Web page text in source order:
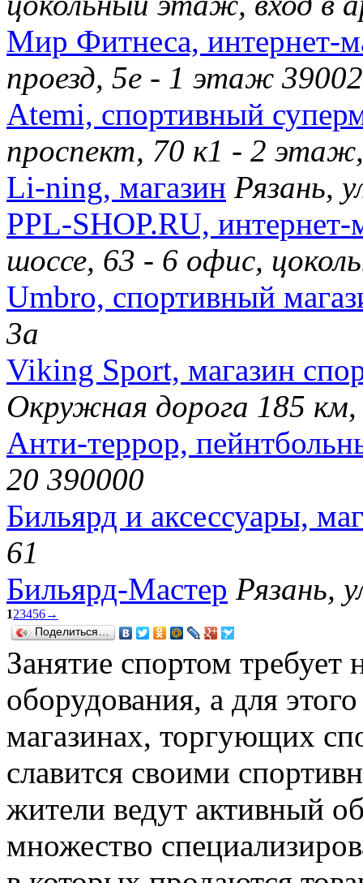
Мир Фитнеса, интернет-
проезд, 5е - 1 этаж
Atemi, спортивный
проспект, 70 к1 - 2
Li-ning, магазин Рязань,
PPL-SHOP.RU, интернет-
шоссе, 63 - 6 офис,
Umbro, спортивный
3а
Viking Sport, магазин
Окружная дорога 185
Анти-террор,
20 390000
Бильярд и аксессуары,
61
Бильярд-Мастер Рязань,
123456→
Поделиться…
Занятие спортом
оборудования, а для
магазинах, торгующих
славится своими
жители ведут активный
множество